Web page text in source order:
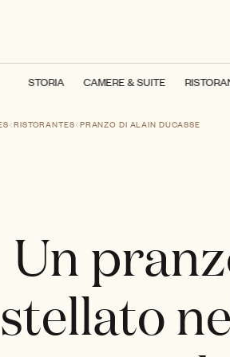
STORIA CAMERE & SUITE
RISTORANTES PRANZO DI ALAIN DUCASSE
Un
stellato